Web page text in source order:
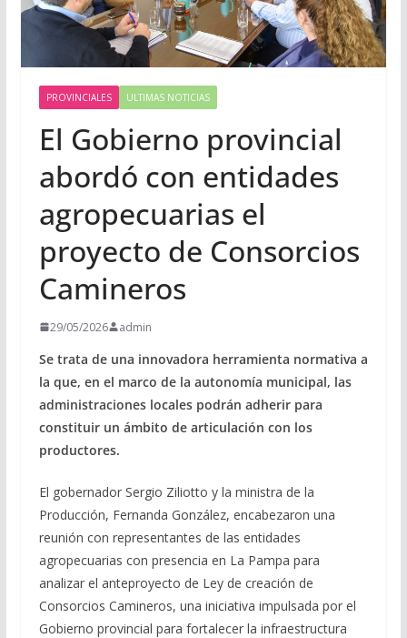
PROVINCIALES ULTIMAS NOTICIAS
El Gobierno provincial
abordó con entidades
agropecuarias el
proyecto de Consorcios
Camineros
29/05/2026 admin
Se trata de una innovadora herramienta normativa a
la que, en el marco de la autonomía municipal, las
administraciones locales podrán adherir para
constituir un ámbito de articulación con los
productores.
El gobernador Sergio Ziliotto y la ministra de la
Producción, Fernanda González, encabezaron una
reunión con representantes de las entidades
agropecuarias con presencia en La Pampa para
analizar el anteproyecto de Ley de creación de
Consorcios Camineros, una iniciativa impulsada por el
Gobierno provincial para fortalecer la infraestructura